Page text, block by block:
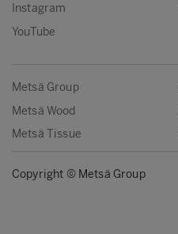
Instagram
YouTube
Metsä Group
Metsä Wood
Metsä Tissue
Copyright © Metsä Group